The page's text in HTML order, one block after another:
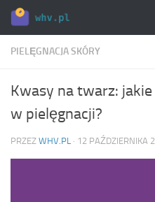
Skip to content
PIELĘGNACJA SKÓRY
Kwasy na twarz:
w pielęgnacji?
PRZEZ WHV.PL · 12 PAŹDZIERNIKA